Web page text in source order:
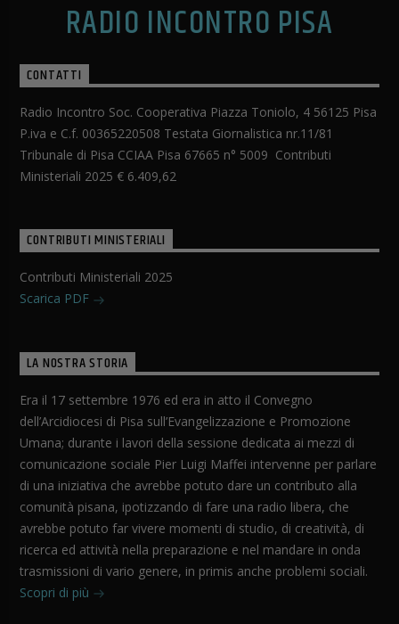
RADIO INCONTRO PISA
CONTATTI
Radio Incontro Soc. Cooperativa Piazza Toniolo, 4 56125 Pisa
P.iva e C.f. 00365220508 Testata Giornalistica nr.11/81
Tribunale di Pisa CCIAA Pisa 67665 n° 5009 Contributi
Ministeriali 2025 € 6.409,62
CONTRIBUTI MINISTERIALI
Contributi Ministeriali 2025
Scarica PDF
LA NOSTRA STORIA
Era il 17 settembre 1976 ed era in atto il Convegno
dell’Arcidiocesi di Pisa sull’Evangelizzazione e Promozione
Umana; durante i lavori della sessione dedicata ai mezzi di
comunicazione sociale Pier Luigi Maffei intervenne per parlare
di una iniziativa che avrebbe potuto dare un contributo alla
comunità pisana, ipotizzando di fare una radio libera, che
avrebbe potuto far vivere momenti di studio, di creatività, di
ricerca ed attività nella preparazione e nel mandare in onda
trasmissioni di vario genere, in primis anche problemi sociali.
Scopri di più